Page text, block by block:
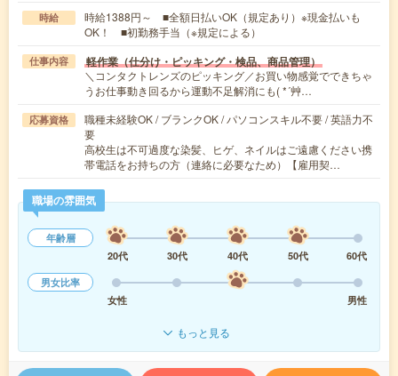
時給
時給1388円～ ■全額日払いOK（規定あり）※現金払いも
OK！ ■初勤務手当（※規定による）
仕事内容 軽作業（仕分け・ピッキング・検品、商品管理）
＼コンタクトレンズのピッキング／お買い物感覚でできちゃ
うお仕事動き回るから運動不足解消にも( *´艸…
応募資格
職種未経験OK / ブランクOK / パソコンスキル不要 / 英語力不
要
高校生は不可過度な染髪、ヒゲ、ネイルはご遠慮ください携
帯電話をお持ちの方（連絡に必要なため）【雇用契…
職場の雰囲気
年齢層
20代
30代 40代 50代
60代
男女比率
女性
男性
もっと見る